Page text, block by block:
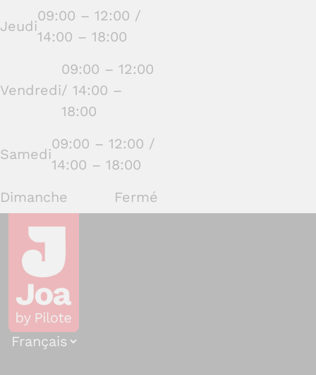
Jeudi
09:00 – 12:00 /
14:00 – 18:00
Vendredi
09:00 – 12:00
/ 14:00 –
18:00
Samedi
09:00 – 12:00 /
14:00 – 18:00
Dimanche
Fermé
Choisir